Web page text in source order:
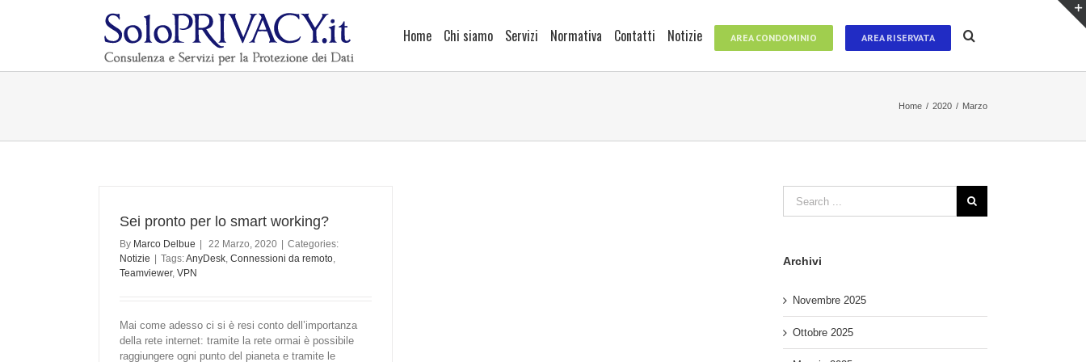
Home Chi siamo Servizi Normativa Contatti Notizie AREA CONDOMINIO AREA RISERVATA
Home / 2020 / Marzo
Sei pronto per lo smart working?
By Marco Delbue 22 Marzo, 2020
Categories:
Notizie
Tags:AnyDesk, Connessioni da remoto,
Teamviewer, VPN
Mai come adesso ci si è resi conto dell’importanza
della rete internet: tramite la rete ormai è possibile
raggiungere ogni punto del pianeta e tramite le
Archivi
Novembre 2025
Ottobre 2025